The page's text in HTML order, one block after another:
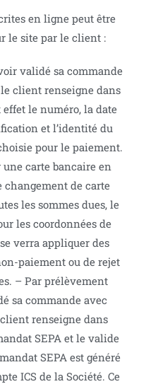
en ligne peut être
le site par le client :
validé sa commande
client renseigne dans
effet le numéro, la date
et l’identité du
pour le paiement.
carte bancaire en
changement de carte
les sommes dues, le
les coordonnées de
verra appliquer des
paiement ou de rejet
– Par prélèvement
sa commande avec
renseigne dans
SEPA et le valide
SEPA est généré
ICS de la Société. Ce